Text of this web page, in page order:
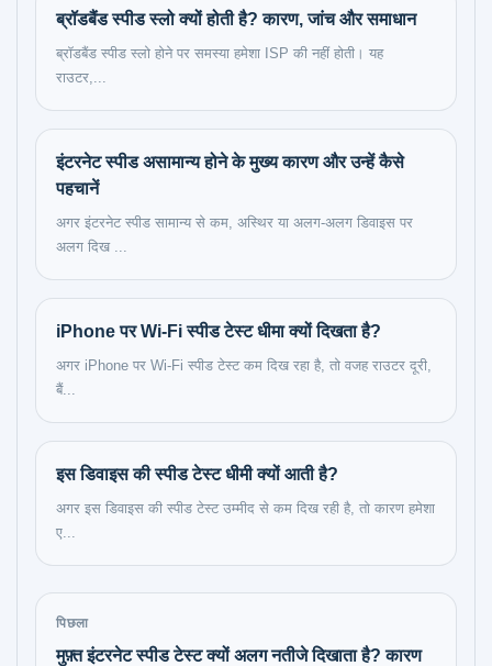
ब्रॉडबैंड स्पीड स्लो क्यों होती है? कारण, जांच और समाधान
ब्रॉडबैंड स्पीड स्लो होने पर समस्या हमेशा ISP की नहीं होती। यह
राउटर,...
इंटरनेट स्पीड असामान्य होने के मुख्य कारण और उन्हें कैसे
पहचानें
अगर इंटरनेट स्पीड सामान्य से कम, अस्थिर या अलग-अलग डिवाइस पर
अलग दिख ...
iPhone पर Wi‑Fi स्पीड टेस्ट धीमा क्यों दिखता है?
अगर iPhone पर Wi‑Fi स्पीड टेस्ट कम दिख रहा है, तो वजह राउटर दूरी,
बैं...
इस डिवाइस की स्पीड टेस्ट धीमी क्यों आती है?
अगर इस डिवाइस की स्पीड टेस्ट उम्मीद से कम दिख रही है, तो कारण हमेशा
ए...
पिछला
मुफ़्त इंटरनेट स्पीड टेस्ट क्यों अलग नतीजे दिखाता है? कारण